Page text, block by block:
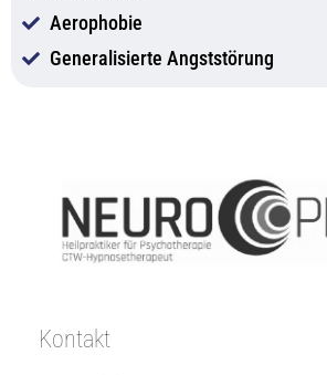
Aerophobie
Generalisierte Angststörung
Kontakt